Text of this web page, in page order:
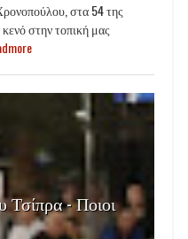
στα 54 της
στην τοπική μας
Τσίπρα - Ποιοι